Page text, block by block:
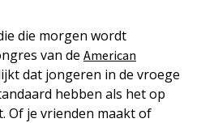
die morgen wordt
van de American
dat jongeren in de vroege
hebben als het op
Of je vrienden maakt of